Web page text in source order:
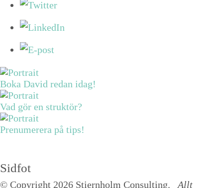
Boka David redan idag!
Vad gör en struktör?
Prenumerera på tips!
Sidfot
© Copyright 2026 Stiernholm Consulting. Allt